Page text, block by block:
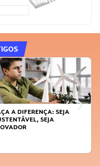
A DIFERENÇA: SEJA
SEJA